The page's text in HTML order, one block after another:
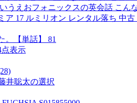
うえおフォニックスの英会話 こん
ア 17 ルミリオン レンタル落ち 中古
。【単話】 81
表示
井聡太の選択